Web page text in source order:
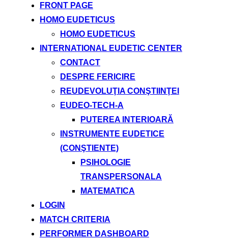
FRONT PAGE
HOMO EUDETICUS
HOMO EUDETICUS
INTERNATIONAL EUDETIC CENTER
CONTACT
DESPRE FERICIRE
REUDEVOLUŢIA CONŞTIINŢEI
EUDEO-TECH-A
PUTEREA INTERIOARĂ
INSTRUMENTE EUDETICE
(CONŞTIENTE)
PSIHOLOGIE
TRANSPERSONALA
MATEMATICA
LOGIN
MATCH CRITERIA
PERFORMER DASHBOARD